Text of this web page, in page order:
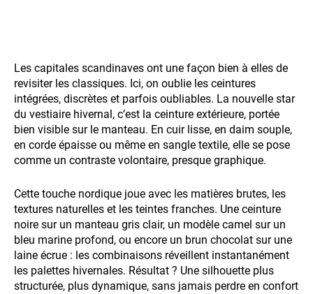
Les capitales scandinaves ont une façon bien à elles de
revisiter les classiques. Ici, on oublie les ceintures
intégrées, discrètes et parfois oubliables. La nouvelle star
du vestiaire hivernal, c’est la ceinture extérieure, portée
bien visible sur le manteau. En cuir lisse, en daim souple,
en corde épaisse ou même en sangle textile, elle se pose
comme un contraste volontaire, presque graphique.
Cette touche nordique joue avec les matières brutes, les
textures naturelles et les teintes franches. Une ceinture
noire sur un manteau gris clair, un modèle camel sur un
bleu marine profond, ou encore un brun chocolat sur une
laine écrue : les combinaisons réveillent instantanément
les palettes hivernales. Résultat ? Une silhouette plus
structurée, plus dynamique, sans jamais perdre en confort